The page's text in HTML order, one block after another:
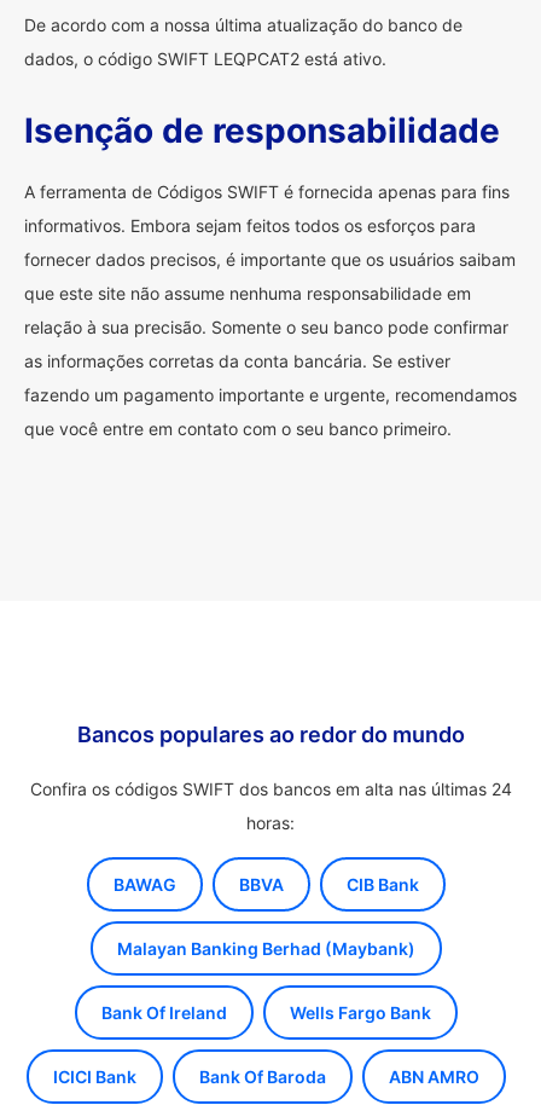
De acordo com a nossa última atualização do banco de
dados, o código SWIFT LEQPCAT2 está ativo.
Isenção de responsabilidade
A ferramenta de Códigos SWIFT é fornecida apenas para fins
informativos. Embora sejam feitos todos os esforços para
fornecer dados precisos, é importante que os usuários saibam
que este site não assume nenhuma responsabilidade em
relação à sua precisão. Somente o seu banco pode confirmar
as informações corretas da conta bancária. Se estiver
fazendo um pagamento importante e urgente, recomendamos
que você entre em contato com o seu banco primeiro.
Bancos populares ao redor do mundo
Confira os códigos SWIFT dos bancos em alta nas últimas 24
horas:
BAWAG BBVA CIB Bank
Malayan Banking Berhad (Maybank)
Bank Of Ireland Wells Fargo Bank
ICICI Bank Bank Of Baroda ABN AMRO